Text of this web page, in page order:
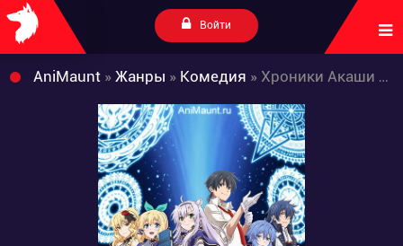
Войти
AniMaunt » Жанры » Комедия » Хроники Акаши — худшего магического преподавателя